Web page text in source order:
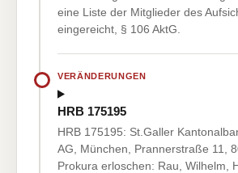
eine Liste der Mitglieder des
eingereicht, § 106 AktG.
VERÄNDERUNGEN
HRB 175195
HRB 175195: St.Galler
AG, München, Prannerstraße 11,
Prokura erloschen: Rau, Wilhelm,